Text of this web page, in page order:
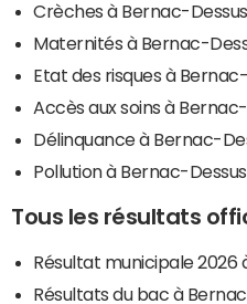
Crèches à Bernac-Dessus
Maternités à Bernac-
Etat des risques à
Accès aux soins à
Délinquance à Bernac-
Pollution à Bernac-Dessus
Tous les résultats
Résultat municipale 2026
Résultats du bac à